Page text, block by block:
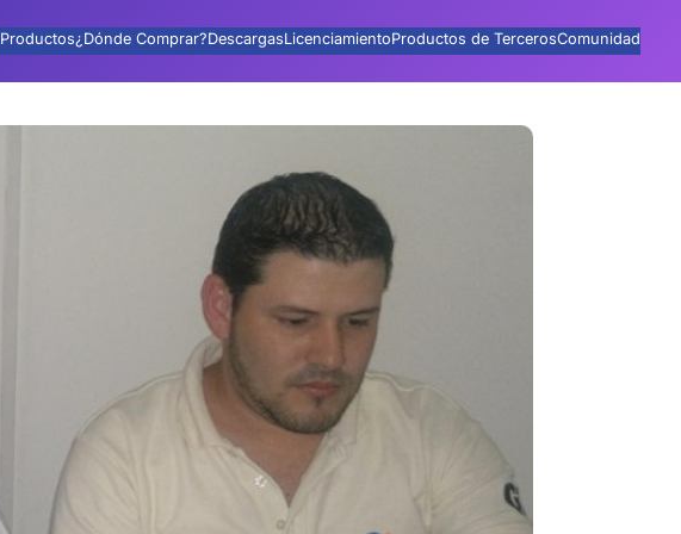
Productos¿Dónde Comprar?DescargasLicenciamientoProductos de TercerosComunidad